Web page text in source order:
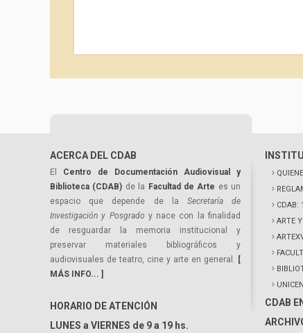
ACERCA DEL CDAB
El Centro de Documentación Audiovisual y
Biblioteca (CDAB) de la Facultad de Arte es un
espacio que depende de la Secretaría de
Investigación y Posgrado y nace con la finalidad
de resguardar la memoria institucional y
preservar materiales bibliográficos y
audiovisuales de teatro, cine y arte en general. [
MÁS INFO... ]
HORARIO DE ATENCIÓN
LUNES a VIERNES de 9 a 19 hs.
CDAB:
ARTE
UNICEN
CDAB